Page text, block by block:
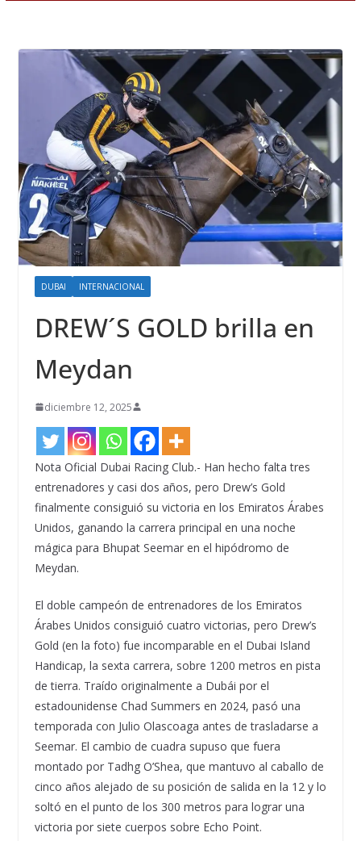
DUBAI INTERNACIONAL
DREW´S GOLD brilla en
Meydan
diciembre 12, 2025
Nota Oficial Dubai Racing Club.- Han hecho falta tres
entrenadores y casi dos años, pero Drew’s Gold
finalmente consiguió su victoria en los Emiratos Árabes
Unidos, ganando la carrera principal en una noche
mágica para Bhupat Seemar en el hipódromo de
Meydan.
El doble campeón de entrenadores de los Emiratos
Árabes Unidos consiguió cuatro victorias, pero Drew’s
Gold (en la foto) fue incomparable en el Dubai Island
Handicap, la sexta carrera, sobre 1200 metros en pista
de tierra. Traído originalmente a Dubái por el
estadounidense Chad Summers en 2024, pasó una
temporada con Julio Olascoaga antes de trasladarse a
Seemar. El cambio de cuadra supuso que fuera
montado por Tadhg O’Shea, que mantuvo al caballo de
cinco años alejado de su posición de salida en la 12 y lo
soltó en el punto de los 300 metros para lograr una
victoria por siete cuerpos sobre Echo Point.